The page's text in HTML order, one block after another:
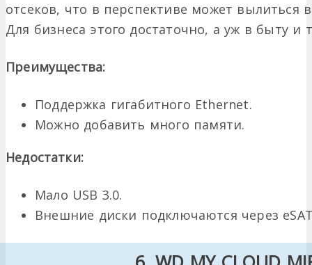
отсеков, что в перспективе может вылиться
Для бизнеса этого достаточно, а уж в быту и
Преимущества:
Поддержка гигабитного Ethernet.
Можно добавить много памяти.
Недостатки:
Мало USB 3.0.
Внешние диски подключаются через